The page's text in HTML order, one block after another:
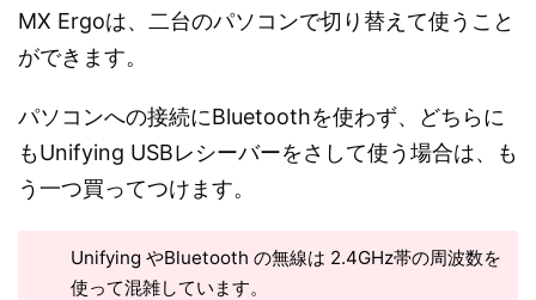
MX Ergoは、二台のパソコンで切り替えて使うこと
ができます。
パソコンへの接続にBluetoothを使わず、どちらに
もUnifying USBレシーバーをさして使う場合は、も
う一つ買ってつけます。
Unifying やBluetooth の無線は 2.4GHz帯の周波数を
使って混雑しています。